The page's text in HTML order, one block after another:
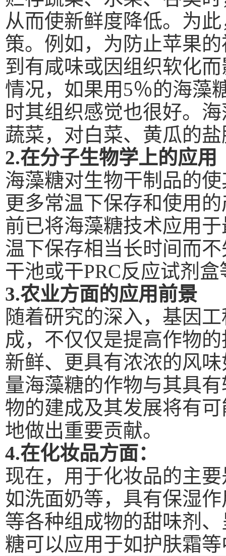
从而使新鲜度降低。为
策。例如，为防止苹果
到有咸味或因组织软化
情况，如果用 5％的海藻
时其组织感觉也很好。
蔬菜，对白菜、黄瓜的
2.在分子生物学上的应用
海藻糖对生物干制品的
更多常温下保存和使用
前已将海藻糖技术应用
温下保存相当长时间而
干池或干PRC反应试剂
3.农业方面的应用前景
随着研究的深入，基因
成，不仅仅是提高作物
新鲜、更具有浓浓的风
量海藻糖的作物与其具
物的建成及其发展将有
地做出重要贡献。
4.在化妆品方面：
现在，用于化妆品的主
如洗面奶等，具有保湿作
等各种组成物的甜味剂
糖可以应用于如护肤霜